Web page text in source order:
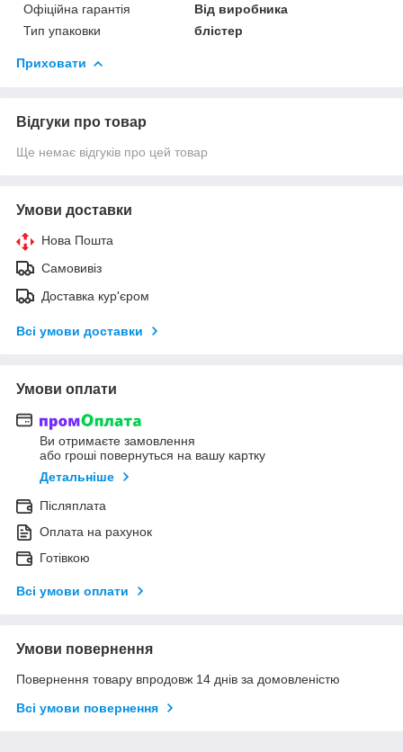
Офіційна гарантія
Від виробника
Тип упаковки
блістер
Приховати
Відгуки про товар
Ще немає відгуків про цей товар
Умови доставки
Нова Пошта
Самовивіз
Доставка кур'єром
Всі умови доставки
Умови оплати
Ви отримаєте замовлення
або гроші повернуться на вашу картку
Детальніше
Післяплата
Оплата на рахунок
Готівкою
Всі умови оплати
Умови повернення
Повернення товару впродовж 14 днів за домовленістю
Всі умови повернення